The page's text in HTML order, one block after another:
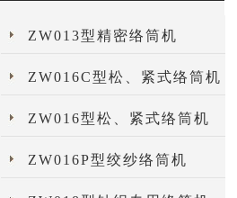
ZW013型精密络筒机
ZW016C型松、紧式络筒机
ZW016型松、紧式络筒机
ZW016P型绞纱络筒机